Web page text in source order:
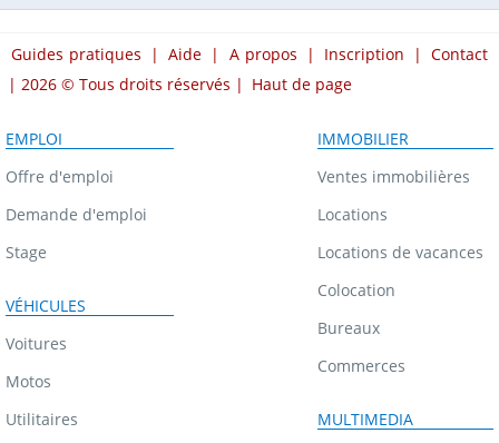
Guides pratiques | Aide | A propos | Inscription | Contact
| 2026 © Tous droits réservés | Haut de page
EMPLOI
Offre d'emploi
Demande d'emploi
Stage
VÉHICULES
Voitures
Motos
Utilitaires
IMMOBILIER
Ventes immobilières
Locations
Locations de vacances
Colocation
Bureaux
Commerces
MULTIMEDIA